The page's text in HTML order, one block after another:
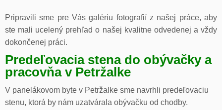
Pripravili sme pre Vás galériu fotografií z našej práce, aby
ste mali ucelený prehľad o našej kvalitne odvedenej a vždy
dokončenej práci.
Predeľovacia stena do obývačky a
pracovňa v Petržalke
V panelákovom byte v Petržalke sme navrhli predeľovaciu
stenu, ktorá by nám uzatvárala obývačku od chodby.